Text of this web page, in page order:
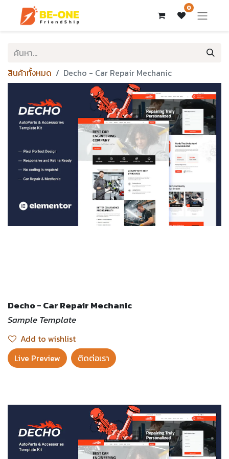
0
สินค้าทั้งหมด Decho - Car Repair Mechanic
Decho - Car Repair Mechanic
Sample Template
Add to wishlist
Live Preview​
ติดต่อเรา